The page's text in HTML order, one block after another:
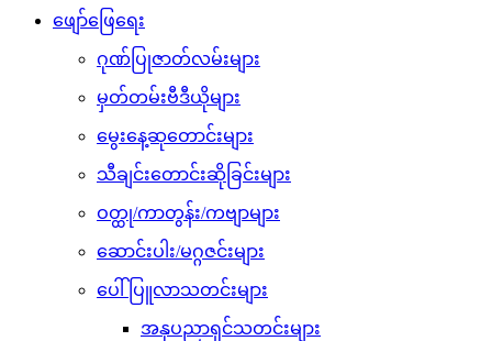
ဖျော်ဖြေရေး
ဂုဏ်ပြုဇာတ်လမ်းများ
မှတ်တမ်းဗီဒီယိုများ
မွေးနေ့ဆုတောင်းများ
သီချင်းတောင်းဆိုခြင်းများ
ဝတ္ထု/ကာတွန်း/ကဗျာများ
ဆောင်းပါး/မဂ္ဂဇင်းများ
ပေါ်ပြူလာသတင်းများ
အနုပညာရှင်သတင်းများ